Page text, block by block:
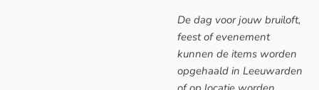
De dag voor jouw bruiloft,
feest of evenement
kunnen de items worden
opgehaald in Leeuwarden